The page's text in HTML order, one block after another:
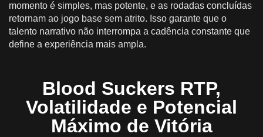
momento é simples, mas potente, e as rodadas concluídas
retornam ao jogo base sem atrito. Isso garante que o
talento narrativo não interrompa a cadência constante que
define a experiência mais ampla.
Blood Suckers RTP,
Volatilidade e Potencial
Máximo de Vitória